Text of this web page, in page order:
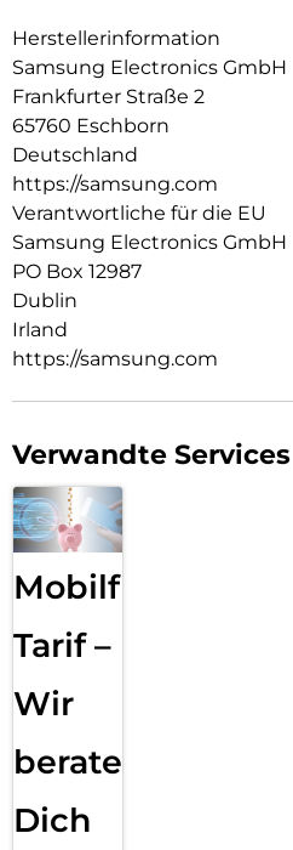
Herstellerinformation
Samsung Electronics GmbH
Frankfurter Straße 2
65760 Eschborn
Deutschland
https://samsung.com
Verantwortliche für die EU
Samsung Electronics GmbH
PO Box 12987
Dublin
Irland
https://samsung.com
Verwandte Services
Mobilfunk
Tarif –
Wir
beraten
Dich